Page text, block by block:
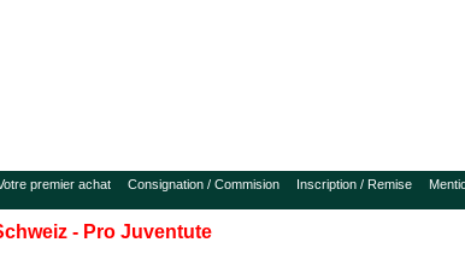
premier achat Consignation / Commision Inscription / Remise
- Pro Juventute